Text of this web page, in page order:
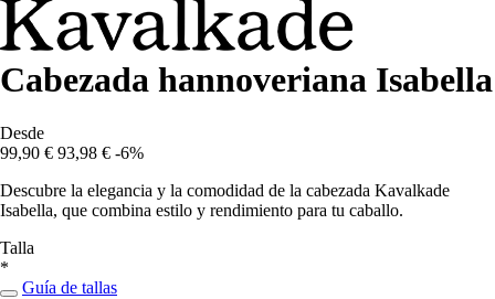
Cabezada hannoveriana Isabella
Desde
99,90 € 93,98 € -6%
Descubre la elegancia y la comodidad de la cabezada Kavalkade
Isabella, que combina estilo y rendimiento para tu caballo.
Talla
*
Guía de tallas